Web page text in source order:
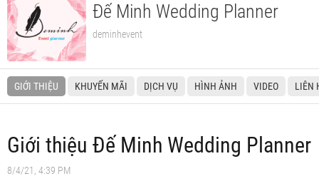
Đế Minh Wedding Planner
deminhevent
GIỚI THIỆU KHUYẾN MÃI DỊCH VỤ HÌNH ẢNH VIDEO LIÊN
Giới thiệu Đế Minh Wedding Planner
8/4/21, 4:39 PM